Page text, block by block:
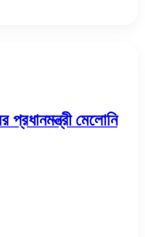
প্রধানমন্ত্রী মেলোনি